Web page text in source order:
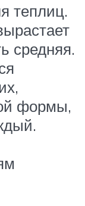
теплиц.
средняя.
формы,